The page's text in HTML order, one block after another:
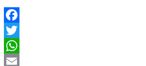
Facebook
Twitter
WhatsApp